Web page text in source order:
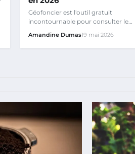
Géofoncier est l'outil gratuit
incontournable pour consulter le
cadastre en ligne, mais il faut…
Amandine Dumas19 mai 2026